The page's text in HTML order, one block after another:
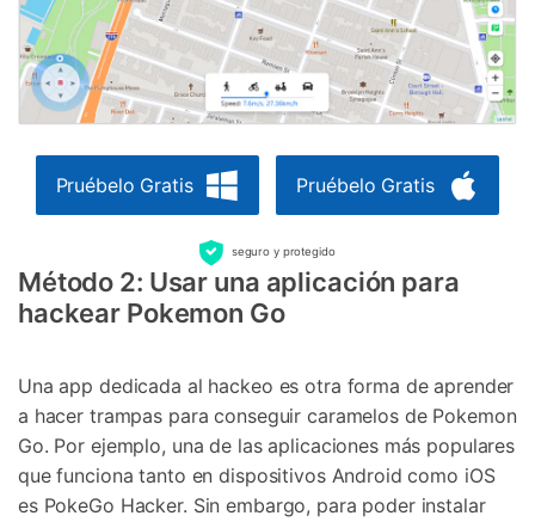
Pruébelo Gratis Pruébelo Gratis
seguro y protegido
Método 2: Usar una aplicación para
hackear Pokemon Go
Una app dedicada al hackeo es otra forma de aprender
a hacer trampas para conseguir caramelos de Pokemon
Go. Por ejemplo, una de las aplicaciones más populares
que funciona tanto en dispositivos Android como iOS
es PokeGo Hacker. Sin embargo, para poder instalar